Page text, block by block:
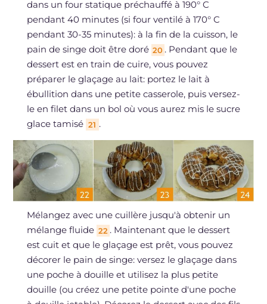
dans un four statique préchauffé à 190° C
pendant 40 minutes (si four ventilé à 170° C
pendant 30-35 minutes): à la fin de la cuisson, le
pain de singe doit être doré 20 . Pendant que le
dessert est en train de cuire, vous pouvez
préparer le glaçage au lait: portez le lait à
ébullition dans une petite casserole, puis versez-
le en filet dans un bol où vous aurez mis le sucre
glace tamisé 21 .
Mélangez avec une cuillère jusqu'à obtenir un
mélange fluide 22 . Maintenant que le dessert
est cuit et que le glaçage est prêt, vous pouvez
décorer le pain de singe: versez le glaçage dans
une poche à douille et utilisez la plus petite
douille (ou créez une petite pointe d'une poche